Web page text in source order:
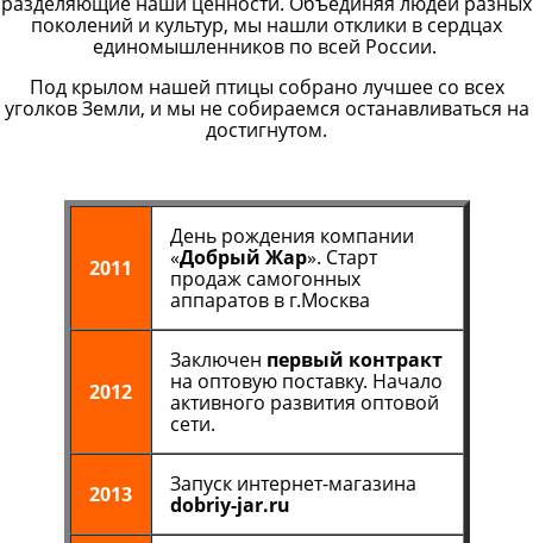
поколений и культур, мы нашли отклики в сердцах
единомышленников по всей России.
Под крылом нашей птицы собрано лучшее со всех
уголков Земли, и мы не собираемся останавливаться на
достигнутом.
2011
День рождения компании
«Добрый Жар». Старт
продаж самогонных
аппаратов в г.Москва
2012
Заключен первый контракт
на оптовую поставку. Начало
активного развития оптовой
сети.
2013
Запуск интернет-магазина
dobriy-jar.ru